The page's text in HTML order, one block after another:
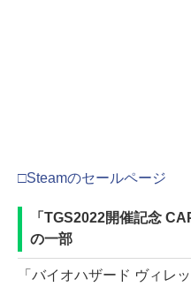
□Steamのセールページ
「TGS2022開催記念
の一部
「バイオハザード ヴィレッ